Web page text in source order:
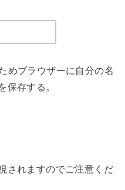
めブラウザーに自分の名
保存する。
されますのでご注意くだ